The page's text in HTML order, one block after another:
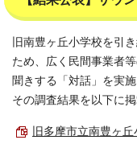
旧南豊ヶ丘小学校を引
ため、広く民間事業者
聞きする「対話」を実施
その調査結果を以下に掲
旧多摩市立南豊ヶ